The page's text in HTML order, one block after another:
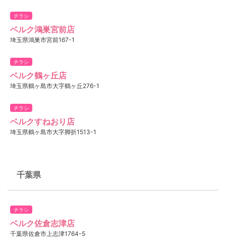
チラシ
ベルク鴻巣宮前店
埼玉県鴻巣市宮前167-1
チラシ
ベルク鶴ヶ丘店
埼玉県鶴ヶ島市大字鶴ヶ丘276-1
チラシ
ベルクすねおり店
埼玉県鶴ヶ島市大字脚折1513-1
千葉県
チラシ
ベルク佐倉志津店
千葉県佐倉市上志津1764-5